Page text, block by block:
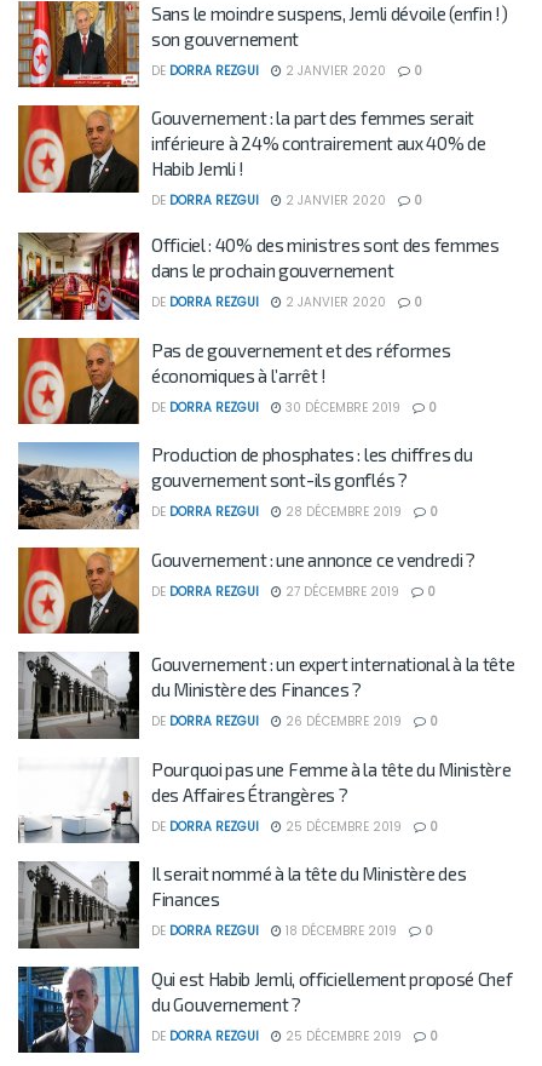
Sans le moindre suspens, Jemli dévoile (enfin !)
son gouvernement
DE DORRA REZGUI 2 JANVIER 2020 0
Gouvernement : la part des femmes serait
inférieure à 24% contrairement aux 40% de
Habib Jemli !
DE DORRA REZGUI 2 JANVIER 2020 0
Officiel : 40% des ministres sont des femmes
dans le prochain gouvernement
DE DORRA REZGUI 2 JANVIER 2020 0
Pas de gouvernement et des réformes
économiques à l’arrêt !
DE DORRA REZGUI 30 DÉCEMBRE 2019 0
Production de phosphates : les chiffres du
gouvernement sont-ils gonflés ?
DE DORRA REZGUI 28 DÉCEMBRE 2019 0
Gouvernement : une annonce ce vendredi ?
DE DORRA REZGUI 27 DÉCEMBRE 2019 0
Gouvernement : un expert international à la tête
du Ministère des Finances ?
DE DORRA REZGUI 26 DÉCEMBRE 2019 0
Pourquoi pas une Femme à la tête du Ministère
des Affaires Étrangères ?
DE DORRA REZGUI 25 DÉCEMBRE 2019 0
Il serait nommé à la tête du Ministère des
Finances
DE DORRA REZGUI 18 DÉCEMBRE 2019 0
Qui est Habib Jemli, officiellement proposé Chef
du Gouvernement ?
DE DORRA REZGUI 25 DÉCEMBRE 2019 0